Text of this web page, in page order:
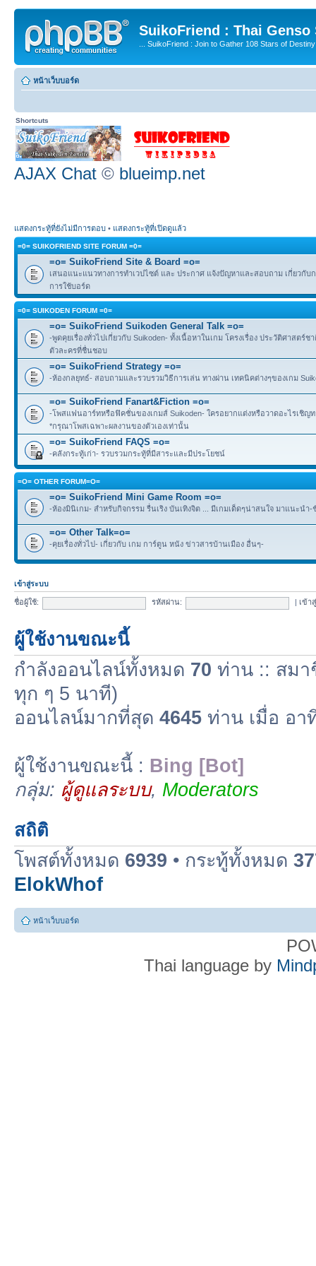
SuikoFriend : Thai Genso
... SuikoFriend : Join to Gather 108 Stars of
หน้าเว็บบอร์ด
Shortcuts
AJAX Chat © blueimp.net
แสดงกระทู้ที่ยังไม่มีการตอบ • แสดงกระทู้ที่เปิดดูแล้ว
=0= SUIKOFRIEND SITE FORUM =0=
=o= SuikoFriend Site & Board =o=
เสนอแนะแนวทางการทำเวปไซต์ และ ประกาศ แจ้งปัญหาและสอบถาม เกี่ยวกับ
การใช้บอร์ด
=0= SUIKODEN FORUM =0=
=o= SuikoFriend Suikoden General Talk =o=
-พูดคุยเรื่องทั่วไปเกี่ยวกับ Suikoden- ทั้งเนื้อหาในเกม โครงเรื่อง ประวัติศาสตร์ช
ตัวละครที่ชื่นชอบ
=o= SuikoFriend Strategy =o=
-ห้องกลยุทธ์- สอบถามและรวบรวมวิธีการเล่น ทางผ่าน เทคนิคต่างๆของเกม
=o= SuikoFriend Fanart&Fiction =o=
-โพสแฟนอาร์ทหรือฟิคชั่นของเกมส์ Suikoden- ใครอยากแต่งหรือวาดอะไรเชิญท
*กรุณาโพสเฉพาะผลงานของตัวเองเท่านั้น
=o= SuikoFriend FAQS =o=
-คลังกระทู้เก่า- รวบรวมกระทู้ที่มีสาระและมีประโยชน์
=O= OTHER FORUM=O=
=o= SuikoFriend Mini Game Room =o=
-ห้องมินิเกม- สำหรับกิจกรรม รื่นเริง บันเทิงจิต ... มีเกมเด็ดๆน่าสนใจ มาแนะนำ
=o= Other Talk=o=
-คุยเรื่องทั่วไป- เกี่ยวกับ เกม การ์ตูน หนัง ข่าวสารบ้านเมือง อื่นๆ-
เข้าสู่ระบบ
ชื่อผู้ใช้: รหัสผ่าน: เข้า
ผู้ใช้งานขณะนี้
กำลังออนไลน์ทั้งหมด 70 ท่าน :: สมา
ทุก ๆ 5 นาที)
ออนไลน์มากที่สุด 4645 ท่าน เมื่อ อา
ผู้ใช้งานขณะนี้ : Bing [Bot]
กลุ่ม: ผู้ดูแลระบบ, Moderators
สถิติ
โพสต์ทั้งหมด 6939 • กระทู้ทั้งหมด
ElokWhof
หน้าเว็บบอร์ด
Thai language by